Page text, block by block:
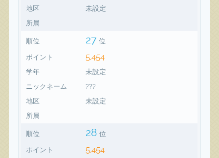
地区
未設定
所属
順位 27 位
ポイント 5,454
学年
未設定
ニックネーム
???
地区
未設定
所属
順位 28 位
ポイント 5,454